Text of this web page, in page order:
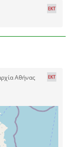
Αθήνας